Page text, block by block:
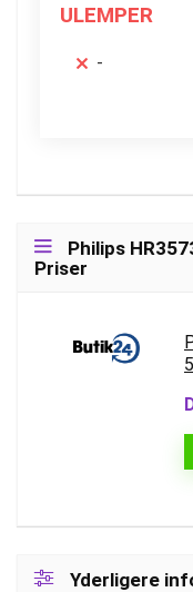
ULEMPER
-
Philips
Priser
Yderligere